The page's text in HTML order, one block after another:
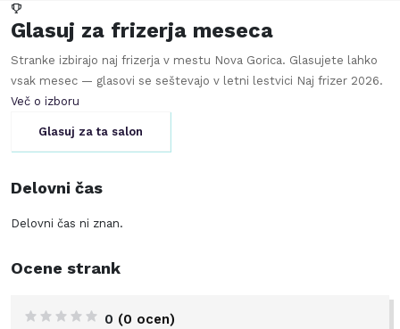
Glasuj za frizerja meseca
Stranke izbirajo naj frizerja v mestu Nova Gorica. Glasujete lahko
vsak mesec — glasovi se seštevajo v letni lestvici Naj frizer 2026.
Več o izboru
Glasuj za ta salon
Delovni čas
Delovni čas ni znan.
Ocene strank
0 (0 ocen)